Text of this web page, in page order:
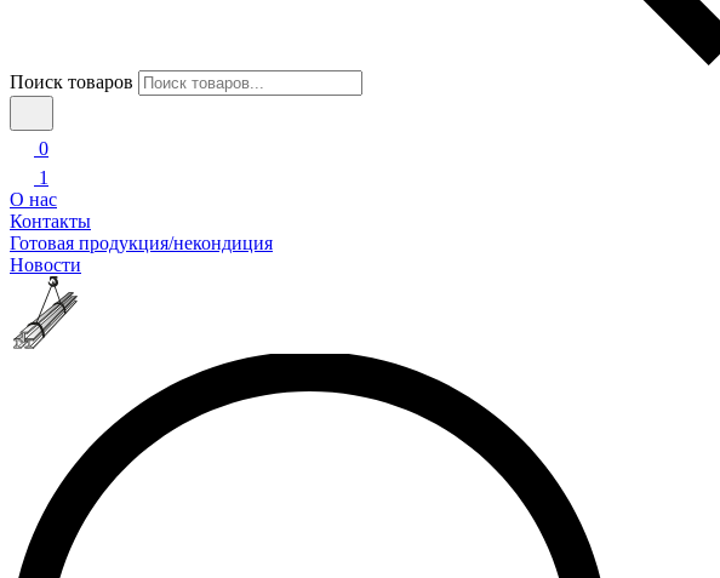
Поиск товаров
0
1
О нас
Контакты
Готовая продукция/некондиция
Новости